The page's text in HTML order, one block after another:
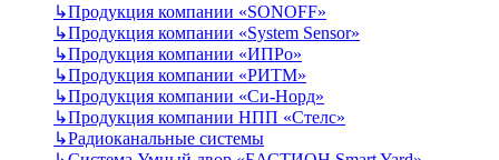
↳Продукция компании «SONOFF»
↳Продукция компании «System Sensor»
↳Продукция компании «ИПРо»
↳Продукция компании «РИТМ»
↳Продукция компании «Си-Норд»
↳Продукция компании НПП «Стелс»
↳Радиоканальные системы